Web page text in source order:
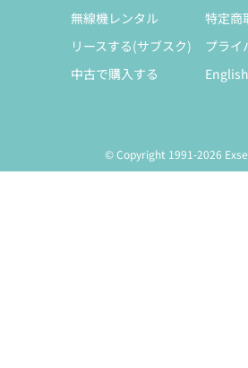
無線機レンタル
リースする(サブスク)
中古で購入する
特定商
プライ
© Copyright 1991-2026